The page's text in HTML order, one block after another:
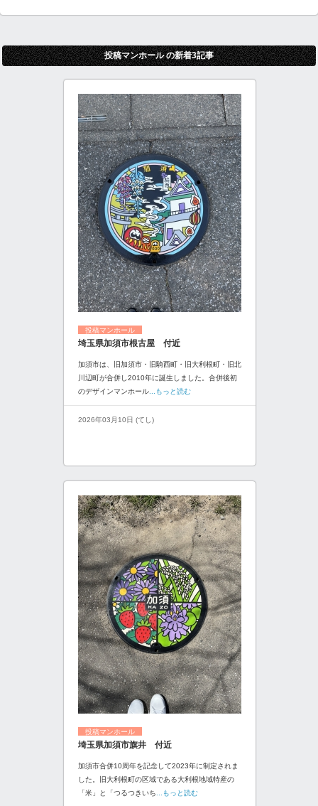
投稿マンホール の新着3記事
投稿マンホール
埼玉県加須市根古屋 付近
加須市は、旧加須市・旧騎西町・旧大利根町・旧北
川辺町が合併し2010年に誕生しました。合併後初
のデザインマンホール ...もっと読む
2026年03月10日 (てし)
投稿マンホール
埼玉県加須市旗井 付近
加須市合併10周年を記念して2023年に制定されま
した。旧大利根町の区域である大利根地域特産の
「米」と「つるつきいち ...もっと読む